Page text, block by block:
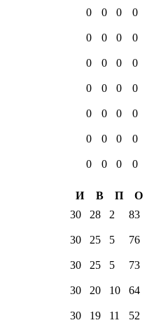
0 0 0 0
0 0 0 0
0 0 0 0
0 0 0 0
0 0 0 0
0 0 0 0
0 0 0
0
И В П
О
30 28 2 83
30 25 5 76
30 25 5 73
30 20 10 64
30 19 11 52